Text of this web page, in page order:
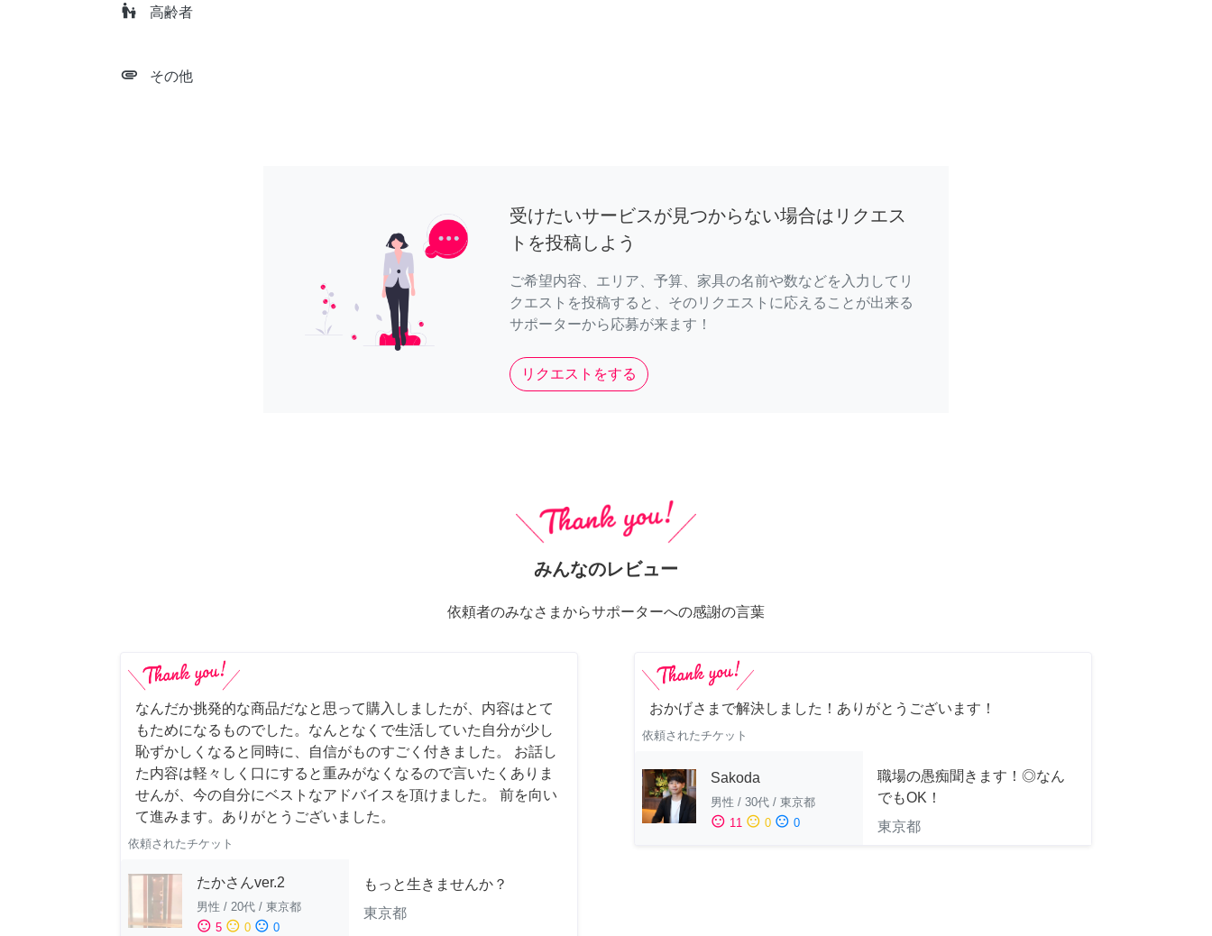
escalator_warning 高齢者
attachment その他
受けたいサービスが見つからない場合はリクエス
トを投稿しよう
ご希望内容、エリア、予算、家具の名前や数などを入力してリ
クエストを投稿すると、そのリクエストに応えることが出来る
サポーターから応募が来ます！
リクエストをする
みんなのレビュー
依頼者のみなさまからサポーターへの感謝の言葉
なんだか挑発的な商品だなと思って購入しましたが、内容はとて
もためになるものでした。なんとなくで生活していた自分が少し
恥ずかしくなると同時に、自信がものすごく付きました。 お話し
た内容は軽々しく口にすると重みがなくなるので言いたくありま
せんが、今の自分にベストなアドバイスを頂けました。 前を向い
て進みます。ありがとうございました。
依頼されたチケット
たかさんver.2
男性 / 20代 / 東京都
sentiment_satisfied 5 sentiment_neutral 0 sentiment_dissatisfied 0
もっと生きませんか？
東京都
おかげさまで解決しました！ありがとうございます！
依頼されたチケット
Sakoda
男性 / 30代 / 東京都
sentiment_satisfied 11 sentiment_neutral 0 sentiment_dissatisfied 0
職場の愚痴聞きます！◎なん
でもOK！
東京都